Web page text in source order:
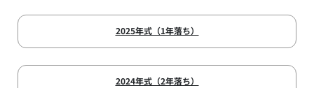
2025年式（1年落ち）
2024年式（2年落ち）